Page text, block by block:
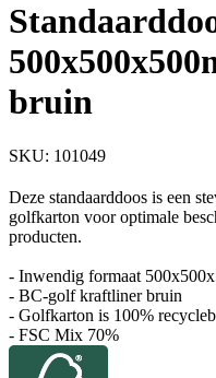
bruin
SKU: 101049
Deze standaarddoos is een
golfkarton voor optimale
producten.
- Inwendig formaat
- BC-golf kraftliner bruin
- Golfkarton is 100%
- FSC Mix 70%